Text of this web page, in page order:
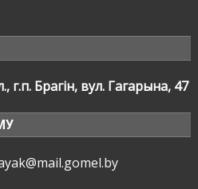
г.п. Брагін, вул. Гагарына, 47